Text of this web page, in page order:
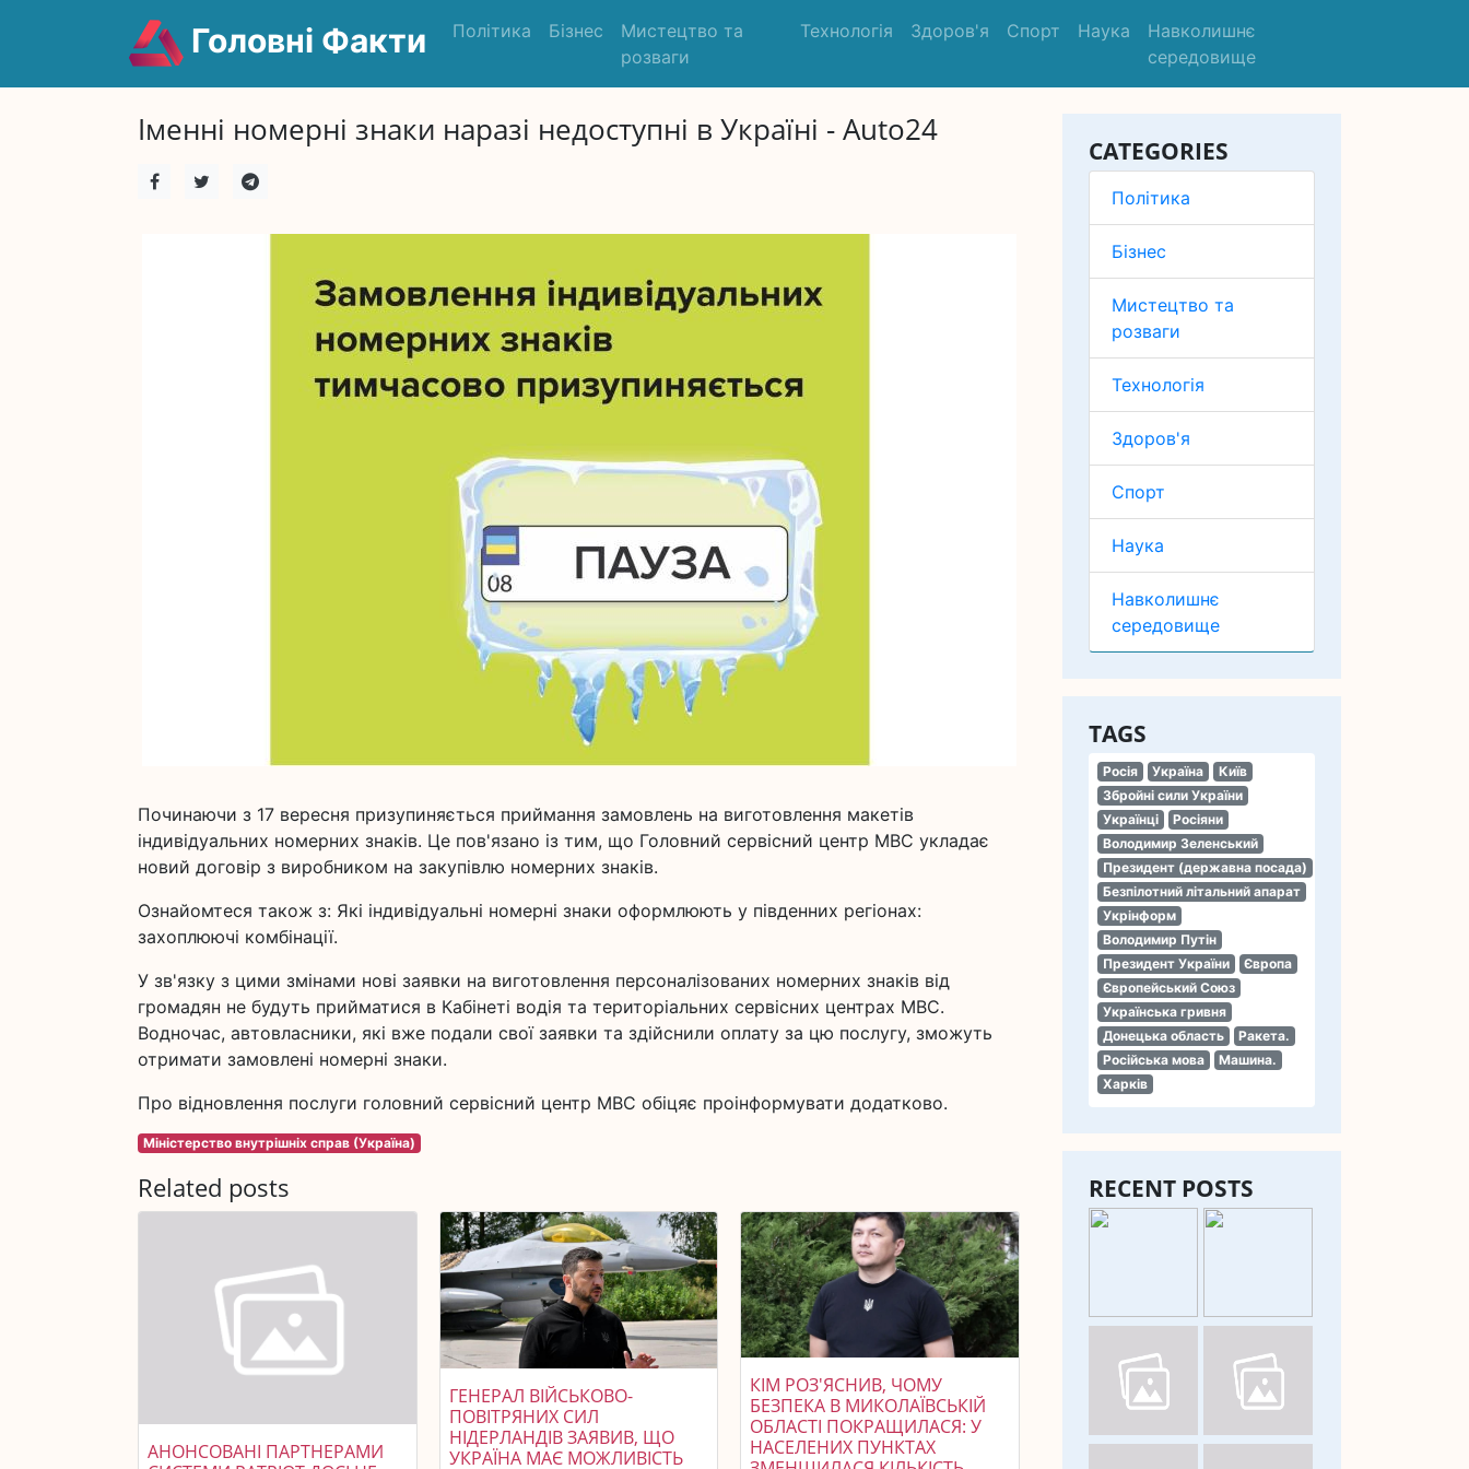
Головні Факти Політика Бізнес
Мистецтво та
розваги
Технологія Здоров'я Спорт Наука
Навколишнє
середовище
CATEGORIES
Політика
Бізнес
Мистецтво та
розваги
Технологія
Здоров'я
Спорт
Наука
Навколишнє
середовище
TAGS
Росія Україна
Київ
Збройні сили України
Українці
Росіяни
Володимир Зеленський
Президент (державна посада)
Безпілотний літальний апарат
Укрінформ
Володимир Путін
Президент України
Європа
Європейський Союз
Українська гривня
Донецька область
Ракета.
Російська мова
Машина.
Харків
RECENT POSTS
Іменні номерні знаки наразі недоступні в Україні - Auto24
Починаючи з 17 вересня призупиняється приймання замовлень на виготовлення макетів
індивідуальних номерних знаків. Це пов'язано із тим, що Головний сервісний центр МВС укладає
новий договір з виробником на закупівлю номерних знаків.
Ознайомтеся також з: Які індивідуальні номерні знаки оформлюють у південних регіонах:
захоплюючі комбінації.
У зв'язку з цими змінами нові заявки на виготовлення персоналізованих номерних знаків від
громадян не будуть прийматися в Кабінеті водія та територіальних сервісних центрах МВС.
Водночас, автовласники, які вже подали свої заявки та здійснили оплату за цю послугу, зможуть
отримати замовлені номерні знаки.
Про відновлення послуги головний сервісний центр МВС обіцяє проінформувати додатково.
Міністерство внутрішніх справ (Україна)
Related posts
АНОНСОВАНІ ПАРТНЕРАМИ
ГЕНЕРАЛ ВІЙСЬКОВО-
ПОВІТРЯНИХ СИЛ
НІДЕРЛАНДІВ ЗАЯВИВ, ЩО
УКРАЇНА МАЄ МОЖЛИВІСТЬ
КІМ РОЗ'ЯСНИВ, ЧОМУ
БЕЗПЕКА В МИКОЛАЇВСЬКІЙ
ОБЛАСТІ ПОКРАЩИЛАСЯ: У
НАСЕЛЕНИХ ПУНКТАХ